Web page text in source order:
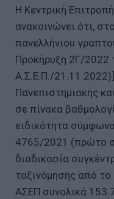
H Κεντρική
ανακοινώνει ότι,
πανελλήνιου
Προκήρυξη 2Γ/2022
Α.Σ.Ε.Π./
Πανεπιστημιακής
σε πίνακα
ειδικότητα
4765/2021 (πρώτο
διαδικασία
ταξινόμησης από
ΑΣΕΠ συνολικά